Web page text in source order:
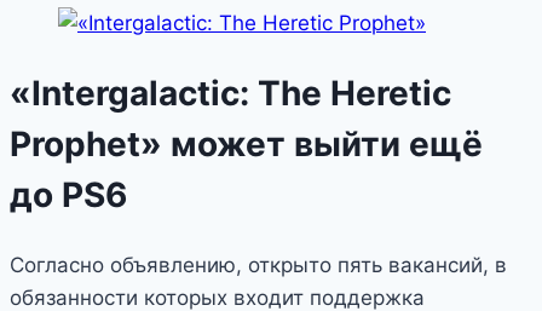
«Intergalactic: The Heretic
Prophet» может выйти ещё
до PS6
Согласно объявлению, открыто пять вакансий, в
обязанности которых входит поддержка